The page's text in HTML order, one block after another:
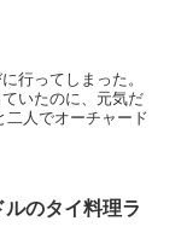
行ってしまった。
いたのに、元気だ
二人でオーチャード
のタイ料理ラ